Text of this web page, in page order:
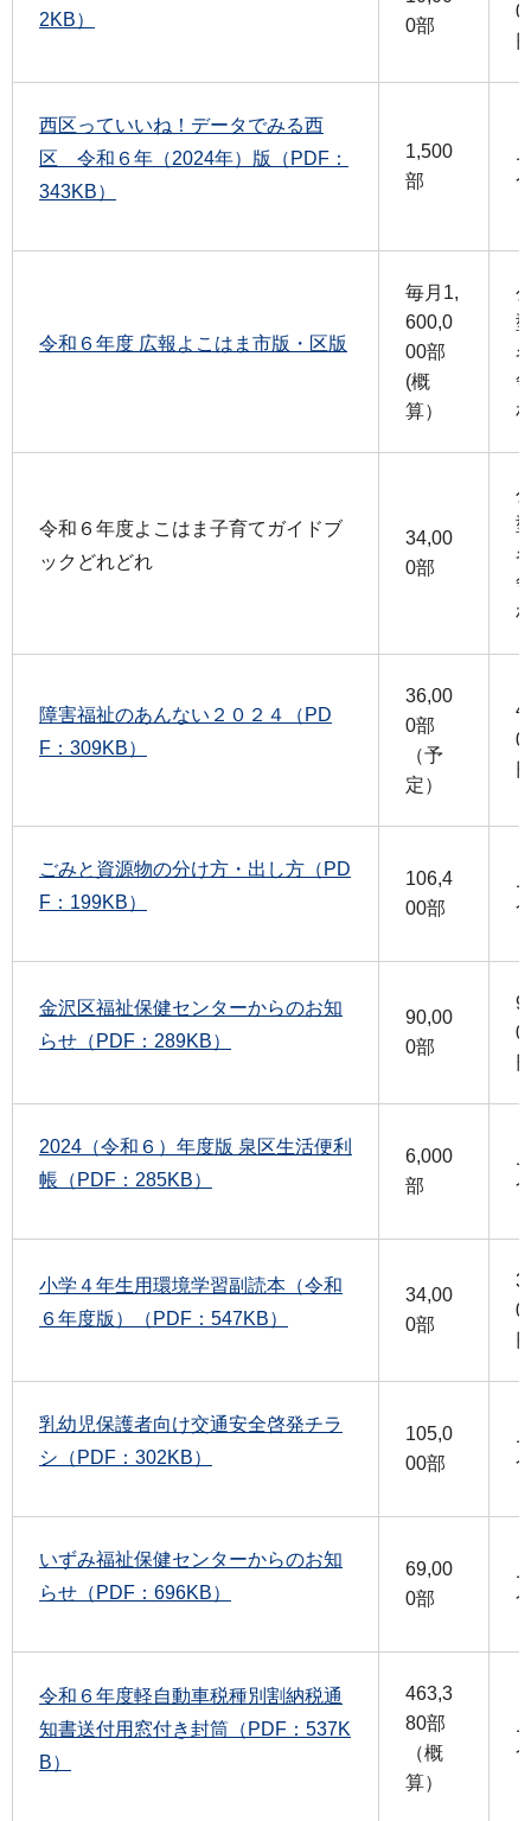
2KB）
0部
西区っていいね！データでみる西
区 令和６年（2024年）版（PDF：
343KB）
1,500
部
令和６年度 広報よこはま市版・区版
毎月1,
600,0
00部
(概
算）
令和６年度よこはま子育てガイドブ
ックどれどれ
34,00
0部
障害福祉のあんない２０２４（PD
F：309KB）
36,00
0部
（予
定）
ごみと資源物の分け方・出し方（PD
F：199KB）
106,4
00部
金沢区福祉保健センターからのお知
らせ（PDF：289KB）
90,00
0部
2024（令和６）年度版 泉区生活便利
帳（PDF：285KB）
6,000
部
小学４年生用環境学習副読本（令和
６年度版）（PDF：547KB）
34,00
0部
乳幼児保護者向け交通安全啓発チラ
シ（PDF：302KB）
105,0
00部
いずみ福祉保健センターからのお知
らせ（PDF：696KB）
69,00
0部
令和６年度軽自動車税種別割納税通
知書送付用窓付き封筒（PDF：537K
B）
463,3
80部
（概
算）